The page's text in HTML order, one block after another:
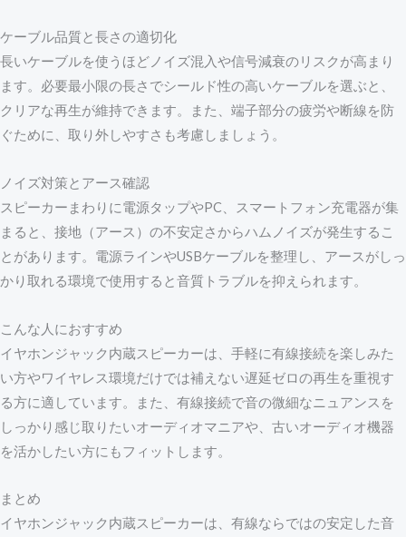
ケーブル品質と長さの適切化
長いケーブルを使うほどノイズ混入や信号減衰のリスクが高まり
ます。必要最小限の長さでシールド性の高いケーブルを選ぶと、
クリアな再生が維持できます。また、端子部分の疲労や断線を防
ぐために、取り外しやすさも考慮しましょう。
ノイズ対策とアース確認
スピーカーまわりに電源タップやPC、スマートフォン充電器が集
まると、接地（アース）の不安定さからハムノイズが発生するこ
とがあります。電源ラインやUSBケーブルを整理し、アースがしっ
かり取れる環境で使用すると音質トラブルを抑えられます。
こんな人におすすめ
イヤホンジャック内蔵スピーカーは、手軽に有線接続を楽しみた
い方やワイヤレス環境だけでは補えない遅延ゼロの再生を重視す
る方に適しています。また、有線接続で音の微細なニュアンスを
しっかり感じ取りたいオーディオマニアや、古いオーディオ機器
を活かしたい方にもフィットします。
まとめ
イヤホンジャック内蔵スピーカーは、有線ならではの安定した音